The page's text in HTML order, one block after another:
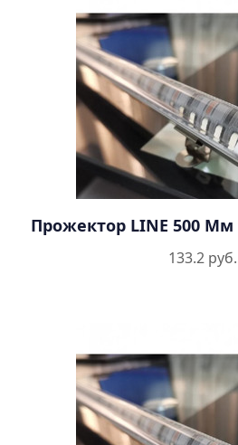
Прожектор LINE 500 Мм
133.2 руб.